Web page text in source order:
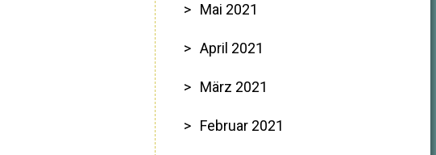
Mai 2021
April 2021
März 2021
Februar 2021